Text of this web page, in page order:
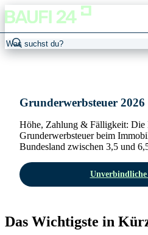
Grunderwerbsteuer 2026
Höhe, Zahlung & Fälligkeit: Die
Grunderwerbsteuer beim
Bundesland zwischen 3,5 und
Das Wichtigste in